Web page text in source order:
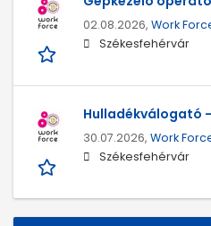
02.08.2026, Work
Székesfehérvár
Hulladékválogató
30.07.2026, Work
Székesfehérvár